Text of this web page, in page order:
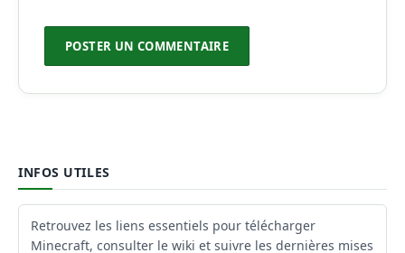
INFOS UTILES
Retrouvez les liens essentiels pour télécharger
Minecraft, consulter le wiki et suivre les dernières mises